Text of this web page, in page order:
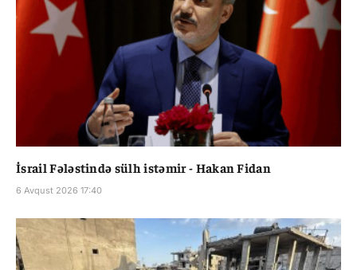
İsrail Fələstində sülh istəmir - Hakan Fidan
6 Avqust 2026 17:40